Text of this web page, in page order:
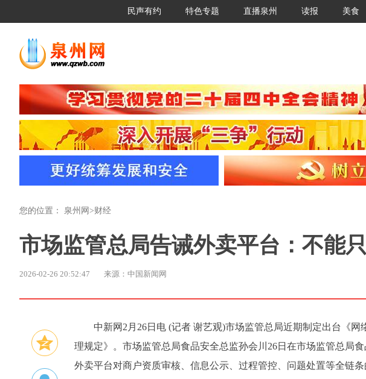
民声有约 特色专题 直播泉州 读报 美食
您的位置： 泉州网 >财经
市场监管总局告诫外卖平台：不能
2026-02-26 20:52:47 来源：中国新闻网
中新网2月26日电 (记者 谢艺观)市场监管总局近期制定出台《
理规定》。市场监管总局食品安全总监孙会川26日在市场监管总局
外卖平台对商户资质审核、信息公示、过程管控、问题处置等全链